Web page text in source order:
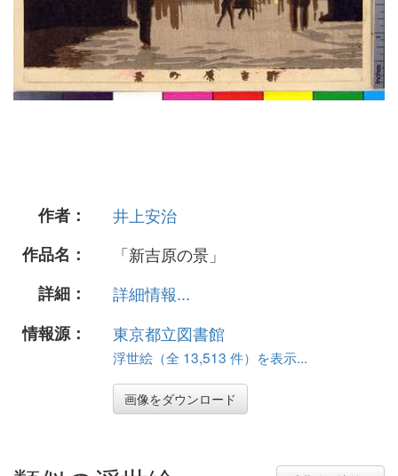
作者：
井上安治
作品名：
「新吉原の景」
詳細：
詳細情報...
情報源：
東京都立図書館
浮世絵（全 13,513 件）を表示...
画像をダウンロード